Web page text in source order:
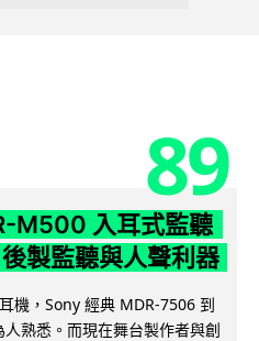
89
M500 入耳式監聽
製監聽與人聲利器
機，Sony 經典 MDR-7506 到
熟悉。而現在舞台製作者與創